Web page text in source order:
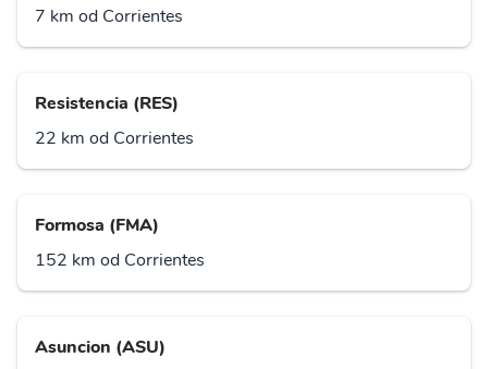
7 km od Corrientes
Resistencia (RES)
22 km od Corrientes
Formosa (FMA)
152 km od Corrientes
Asuncion (ASU)